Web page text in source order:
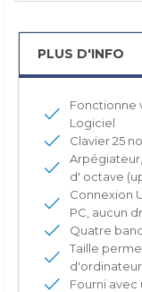
PLUS D'INFO
Fonctionne
Logiciel
Clavier 25
d' octave
Connexion
PC, aucun
Quatre
Taille
d'ordinateur
Fourni avec